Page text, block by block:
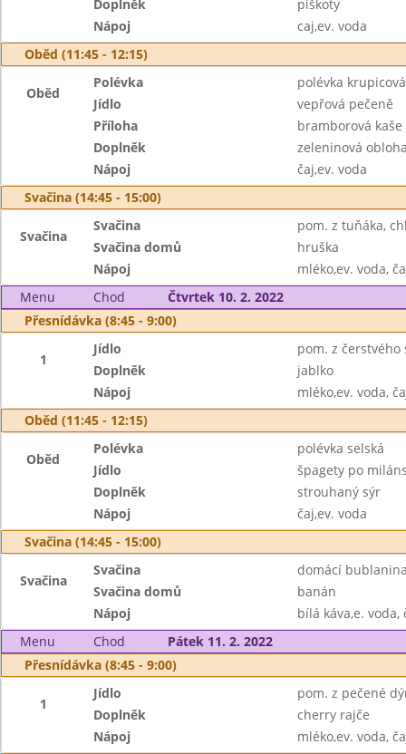
Doplněk
piškoty
Nápoj
caj,ev. voda
Oběd (11:45 - 12:15)
Oběd
Polévka
polévka
Jídlo
vepřová pečeně
Příloha
bramborová kaše
Doplněk
zeleninová
Nápoj
čaj,ev. voda
Svačina (14:45 - 15:00)
Svačina
Svačina
pom. z tuňáka,
Svačina domů
hruška
Nápoj
mléko,ev. voda,
Menu
Chod
Čtvrtek 10. 2. 2022
Přesnídávka (8:45 - 9:00)
1
Jídlo
pom. z
Doplněk
jablko
Nápoj
mléko,ev. voda,
Oběd (11:45 - 12:15)
Oběd
Polévka
polévka selská
Jídlo
špagety po
Doplněk
strouhaný sýr
Nápoj
čaj,ev. voda
Svačina (14:45 - 15:00)
Svačina
Svačina
domácí
Svačina domů
banán
Nápoj
bílá káva,e. voda,
Menu
Chod
Pátek 11. 2. 2022
Přesnídávka (8:45 - 9:00)
1
Jídlo
pom. z pečené
Doplněk
cherry rajče
Nápoj
mléko,ev. voda,